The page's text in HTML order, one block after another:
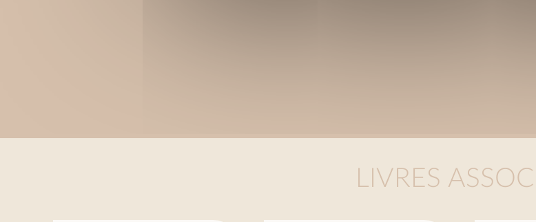
LIVRES